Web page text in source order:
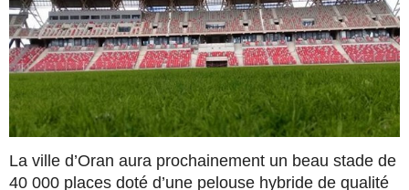
La ville d’Oran aura prochainement un beau stade de
40 000 places doté d’une pelouse hybride de qualité